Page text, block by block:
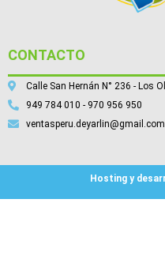
CONTACTO
Calle San Hernán N° 236 - Los
949 784 010 - 970 956 950
ventasperu.deyarlin@gmail.com
Hosting y